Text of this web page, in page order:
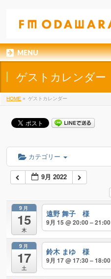
MENU
ゲストカレンダー
HOME » ゲストカレンダー
カテゴリー
9月 2022
9月
15
木
遠野 舞子 様
9月 15 @ 20:00 – 21:00
9月
17
土
鈴木 まゆ 様
9月 17 @ 17:30 – 18:00